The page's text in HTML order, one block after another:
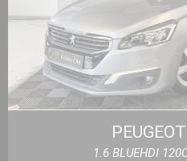
PEUGEOT
1.6 BLUEHDI